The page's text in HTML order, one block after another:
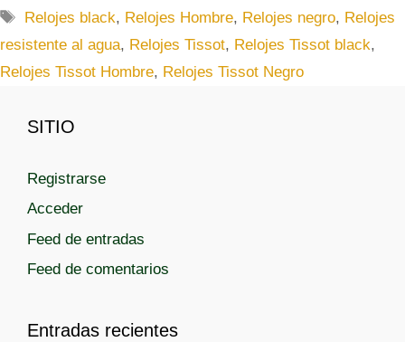
a
e
g
r
a
E
t
q
e
a
Relojes black, Relojes Hombre, Relojes negro, Relojes
resistente al agua, Relojes Tissot, Relojes Tissot black,
Relojes Tissot Hombre, Relojes Tissot Negro
SITIO
Registrarse
Acceder
Feed de entradas
Feed de comentarios
Entradas recientes